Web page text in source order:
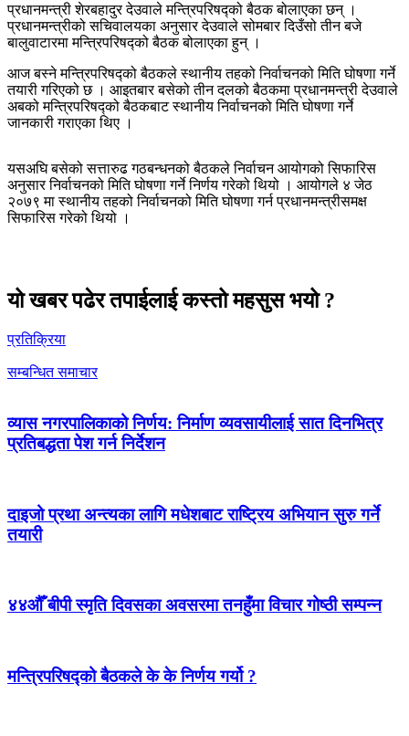
प्रधानमन्त्री शेरबहादुर देउवाले मन्त्रिपरिषद्को बैठक बोलाएका छन् ।
प्रधानमन्त्रीको सचिवालयका अनुसार देउवाले सोमबार दिउँसो तीन बजे
बालुवाटारमा मन्त्रिपरिषद्को बैठक बोलाएका हुन् ।
आज बस्ने मन्त्रिपरिषद्को बैठकले स्थानीय तहको निर्वाचनको मिति घोषणा गर्ने
तयारी गरिएको छ । आइतबार बसेको तीन दलको बैठकमा प्रधानमन्त्री देउवाले
अबको मन्त्रिपरिषद्को बैठकबाट स्थानीय निर्वाचनको मिति घोषणा गर्ने
जानकारी गराएका थिए ।
यसअघि बसेको सत्तारुढ गठबन्धनको बैठकले निर्वाचन आयोगको सिफारिस
अनुसार निर्वाचनको मिति घोषणा गर्ने निर्णय गरेको थियो । आयोगले ४ जेठ
२०७९ मा स्थानीय तहको निर्वाचनको मिति घोषणा गर्न प्रधानमन्त्रीसमक्ष
सिफारिस गरेको थियो ।
यो खबर पढेर तपाईलाई कस्तो महसुस भयो ?
प्रतिक्रिया
सम्बन्धित समाचार
व्यास नगरपालिकाको निर्णय: निर्माण व्यवसायीलाई सात दिनभित्र
प्रतिबद्धता पेश गर्न निर्देशन
दाइजो प्रथा अन्त्यका लागि मधेशबाट राष्ट्रिय अभियान सुरु गर्ने
तयारी
४४औँ बीपी स्मृति दिवसका अवसरमा तनहुँमा विचार गोष्ठी सम्पन्न
मन्त्रिपरिषद्को बैठकले के के निर्णय गर्यो ?